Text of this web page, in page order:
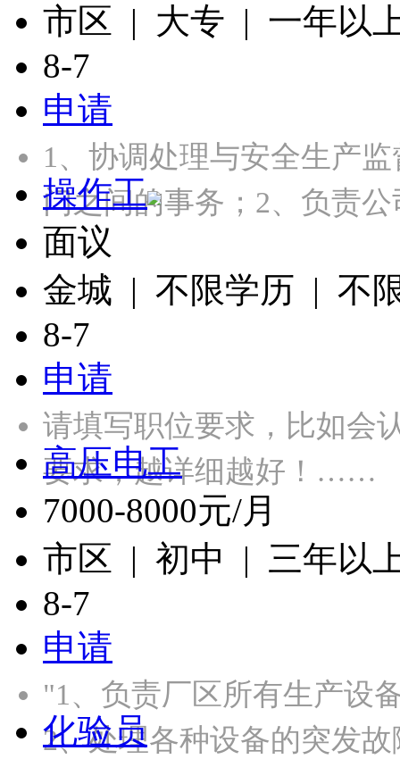
市区 | 大专 | 一年以
8-7
申请
1、协调处理与安全生产
门之间的事务；2、负责
操作工
面议
金城 | 不限学历 | 不
8-7
申请
请填写职位要求，比如会
要求，越详细越好！……
高压电工
7000-8000元/月
市区 | 初中 | 三年以
8-7
申请
"1、负责厂区所有生产设
2、处理各种设备的突发
化验员